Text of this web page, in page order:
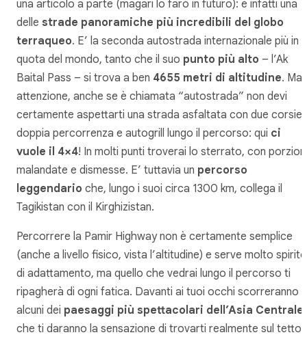
una articolo a parte (magari lo farò in futuro): è infatti una
delle strade panoramiche più incredibili del globo
terraqueo. E’ la seconda autostrada internazionale più in
quota del mondo, tanto che il suo punto più alto – l’Ak
Baital Pass – si trova a ben 4655 metri di altitudine. Ma
attenzione, anche se è chiamata “autostrada” non devi
certamente aspettarti una strada asfaltata con due corsie
doppia percorrenza e autogrill lungo il percorso: qui ci
vuole il 4×4! In molti punti troverai lo sterrato, con porzioni
malandate e dismesse. E’ tuttavia un percorso
leggendario che, lungo i suoi circa 1300 km, collega il
Tagikistan con il Kirghizistan.
Percorrere la Pamir Highway non è certamente semplice
(anche a livello fisico, vista l’altitudine) e serve molto spirito
di adattamento, ma quello che vedrai lungo il percorso ti
ripagherà di ogni fatica. Davanti ai tuoi occhi scorreranno
alcuni dei paesaggi più spettacolari dell’Asia Centrale
che ti daranno la sensazione di trovarti realmente sul tetto